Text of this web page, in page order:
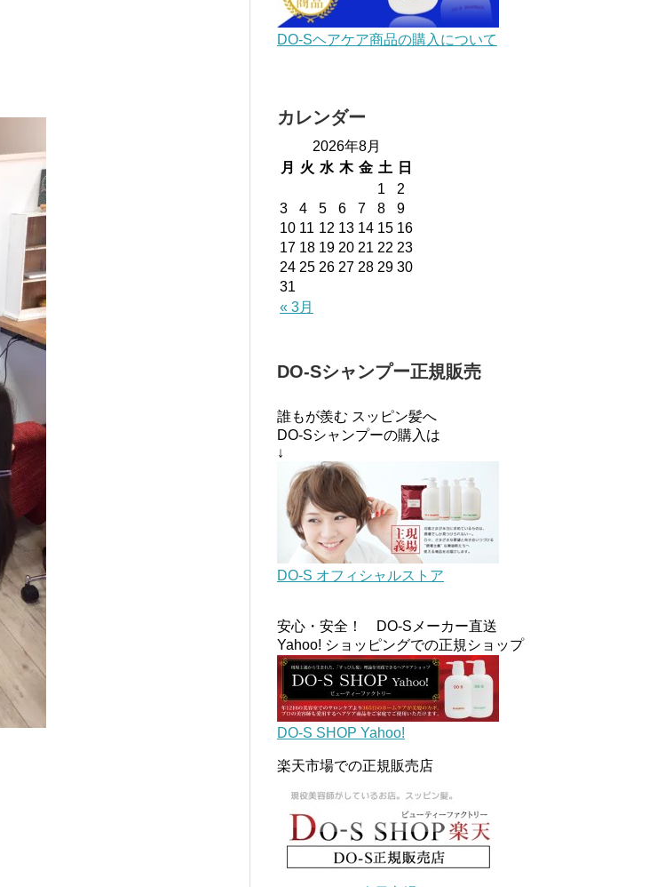
DO-Sヘアケア商品の購入について
カレンダー
2026年8月
月
火 水 木 金 土 日
« 3月
1
2
3
4 5 6 7 8
9
10 11 12 13 14 15 16
17 18 19 20 21 22 23
24 25 26 27 28 29 30
31
DO-Sシャンプー正規販売
誰もが羨む スッピン髪へ
DO-Sシャンプーの購入は
↓
DO-S オフィシャルストア
安心・安全！ DO-Sメーカー直送
Yahoo! ショッピングでの正規ショップ
DO-S SHOP Yahoo!
楽天市場での正規販売店